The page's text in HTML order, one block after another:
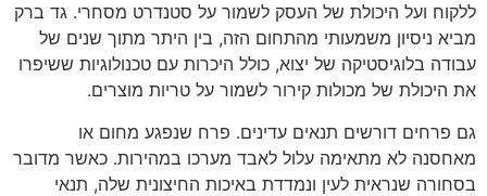
ללקוח ועל היכולת של העסק לשמור על סטנדרט מסחרי. גד ברק
מביא ניסיון משמעותי מהתחום הזה, בין היתר מתוך שנים של
עבודה בלוגיסטיקה של יצוא, כולל היכרות עם טכנולוגיות ששיפרו
את היכולת של מכולות קירור לשמור על טריות מוצרים.
גם פרחים דורשים תנאים עדינים. פרח שנפגע מחום או
מאחסנה לא מתאימה עלול לאבד מערכו במהירות. כאשר מדובר
בסחורה שנראית לעין ונמדדת באיכות החיצונית שלה, תנאי